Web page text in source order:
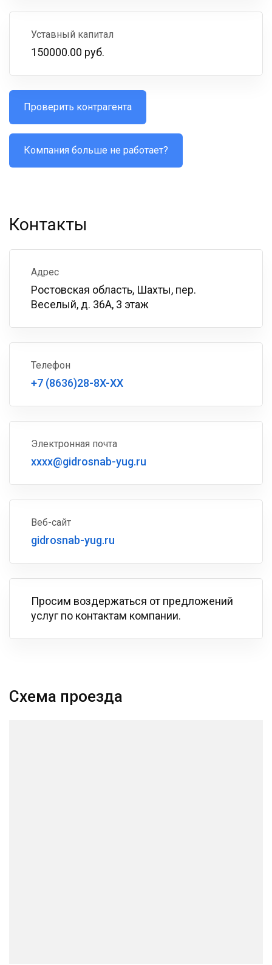
Уставный капитал
150000.00 руб.
Проверить контрагента
Компания больше не работает?
Контакты
Адрес
Ростовская область, Шахты, пер.
Веселый, д. 36А, 3 этаж
Телефон
+7 (8636)28-8X-XX
Электронная почта
xxxx@gidrosnab-yug.ru
Веб-сайт
gidrosnab-yug.ru
Просим воздержаться от предложений
услуг по контактам компании.
Схема проезда